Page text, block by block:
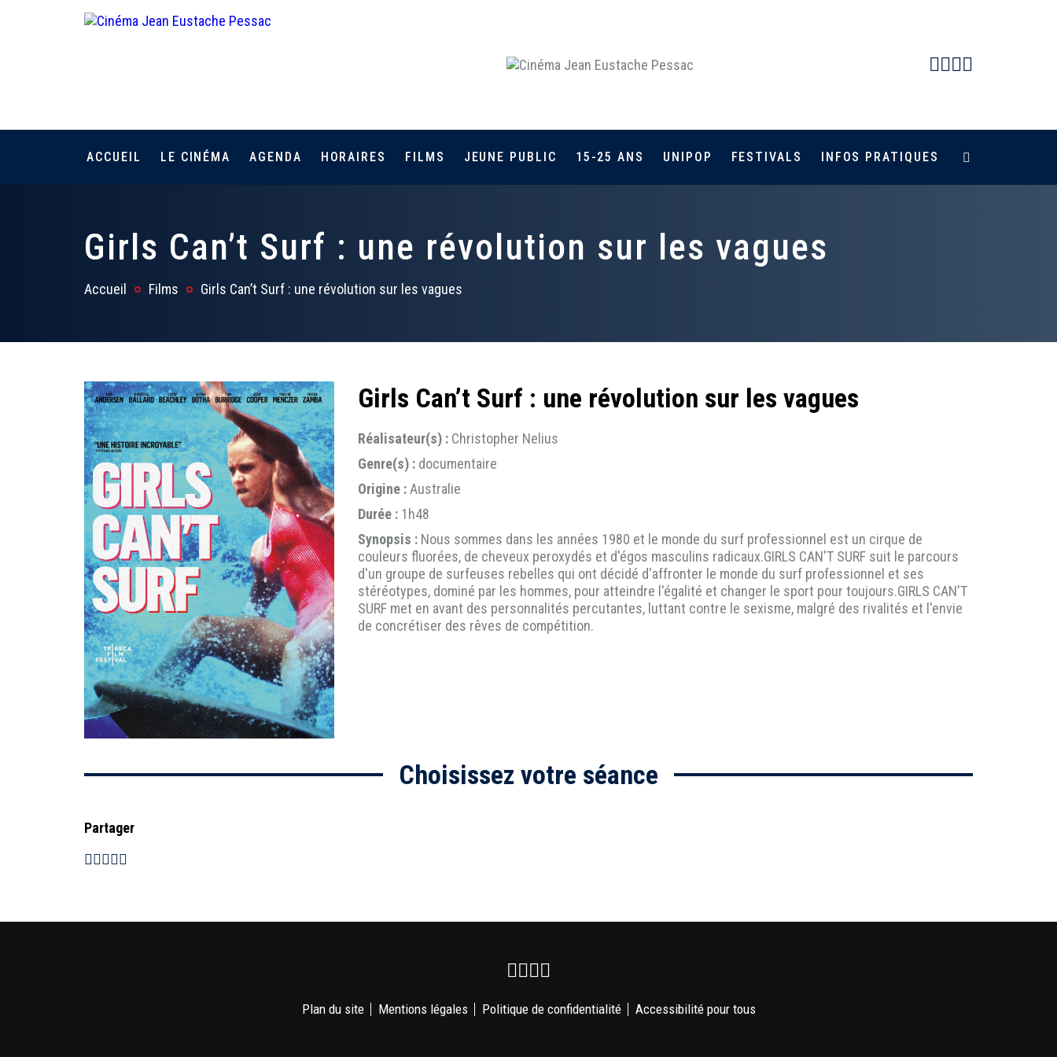
Facebook
Instagram
Youtube
ACCUEIL LE CINÉMA AGENDA HORAIRES FILMS JEUNE PUBLIC 15-25 ANS UNIPOP FESTIVALS INFOS PRATIQUES
Girls Can’t Surf : une révolution sur les vagues
Accueil Films Girls Can’t Surf : une révolution sur les vagues
Girls Can’t Surf : une révolution sur les vagues
Réalisateur(s) : Christopher Nelius
Genre(s) : documentaire
Origine :Australie
Durée : 1h48
Synopsis : Nous sommes dans les années 1980 et le monde du surf professionnel est un cirque de
couleurs fluorées, de cheveux peroxydés et d'égos masculins radicaux.GIRLS CAN'T SURF suit le parcours
d'un groupe de surfeuses rebelles qui ont décidé d'affronter le monde du surf professionnel et ses
stéréotypes, dominé par les hommes, pour atteindre l'égalité et changer le sport pour toujours.GIRLS CAN'T
SURF met en avant des personnalités percutantes, luttant contre le sexisme, malgré des rivalités et l'envie
de concrétiser des rêves de compétition.
Choisissez votre séance
Partager
Facebook
Instagram
Youtube
Plan du site Mentions légales Politique de confidentialité Accessibilité pour tous